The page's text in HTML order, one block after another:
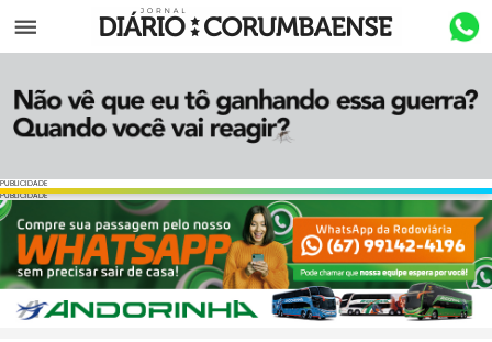
Menu
PUBLICIDADE
PUBLICIDADE